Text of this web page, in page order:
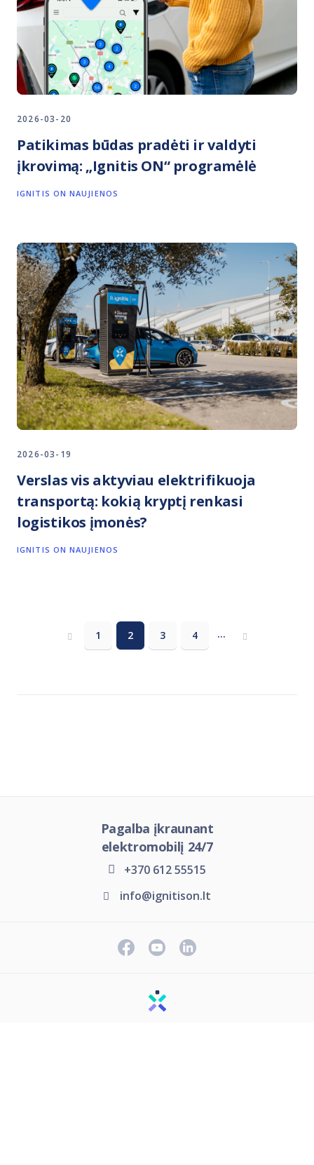
2026-03-20
Patikimas būdas pradėti ir valdyti
įkrovimą: „Ignitis ON“ programėlė
IGNITIS ON NAUJIENOS
2026-03-19
Verslas vis aktyviau elektrifikuoja
transportą: kokią kryptį renkasi
logistikos įmonės?
IGNITIS ON NAUJIENOS
Pagination
Eiti
Puslapis
1
Current
2
Puslapis
3
Puslapis
4
…
Pagalba įkraunant
elektromobilį 24/7
+370 612 55515
info@ignitison.lt